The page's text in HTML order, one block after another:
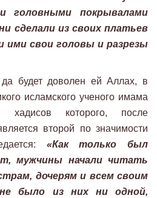
головными покрывалами
сделали из своих платьев
ими свои головы и разрезы
будет доволен ей Аллах, в
исламского ученого имама
хадисов которого, после
второй по значимости
«Как только был
мужчины начали читать
дочерям и всем своим
было из них ни одной,